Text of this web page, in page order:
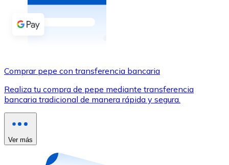
Comprar con efectivo
Transferencia SEPA
Utiliza tarjetas Visa y Mastercard para comprar
Comprar con tarjeta
Comprar pepe con transferencia bancaria
Realiza tu compra de pepe mediante transferencia
bancaria tradicional de manera rápida y segura.
Ver más